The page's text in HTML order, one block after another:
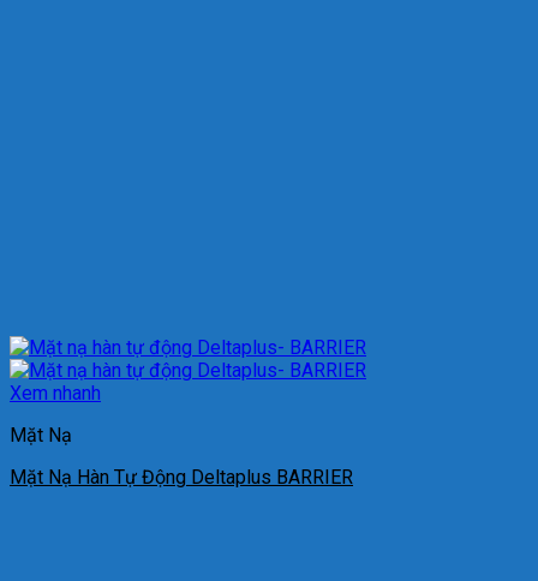
Xem nhanh
Mặt Nạ
Mặt Nạ Hàn Tự Động Deltaplus BARRIER